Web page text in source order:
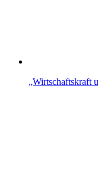
„Wirtschaftskraft